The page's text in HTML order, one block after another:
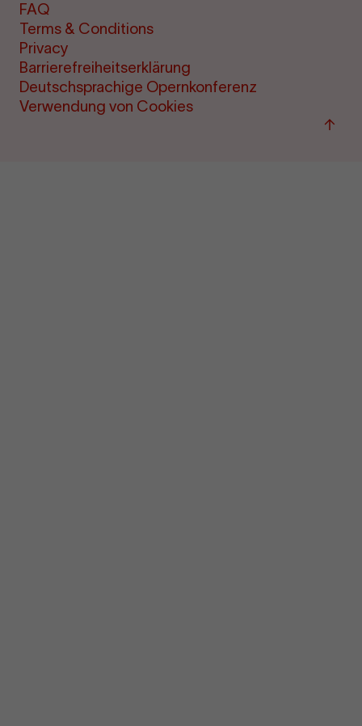
FAQ
Terms & Conditions
Privacy
Barrierefreiheitserklärung
Deutschsprachige Opernkonferenz
Verwendung von Cookies
Back